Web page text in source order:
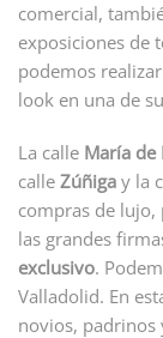
comercial,
exposiciones de
podemos
look en una de
La calle María de
calle Zúñiga y la
compras de lujo,
las grandes
exclusivo.
Valladolid. En
novios, padrinos